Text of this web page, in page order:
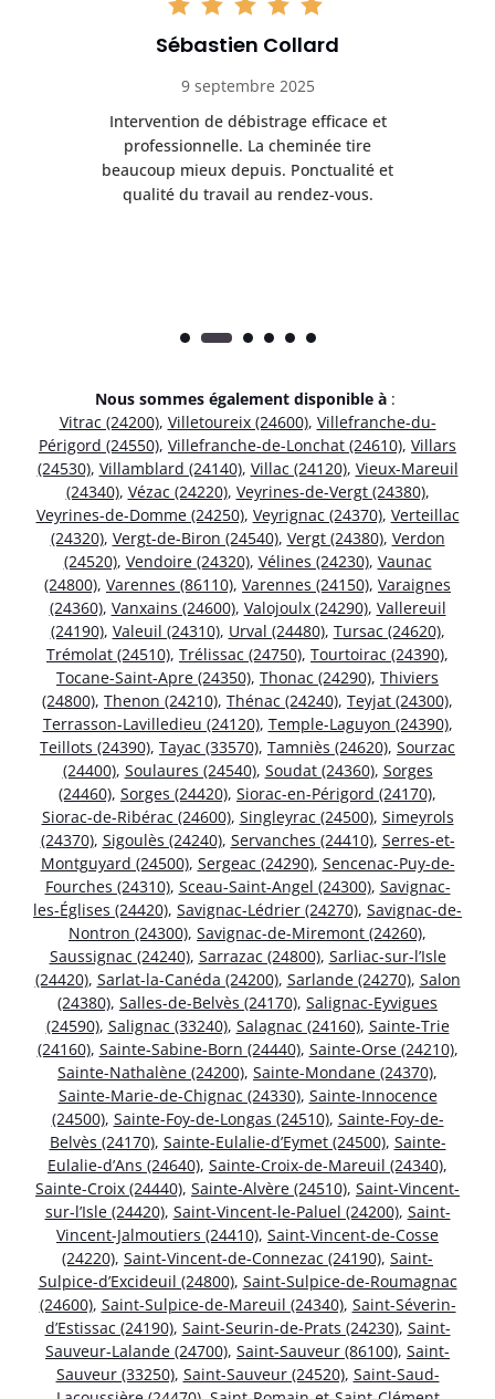
Sébastien Collard
9 septembre 2025
Intervention de débistrage efficace et
professionnelle. La cheminée tire
beaucoup mieux depuis. Ponctualité et
qualité du travail au rendez-vous.
Nous sommes également disponible à :
Vitrac (24200), Villetoureix (24600), Villefranche-du-
Périgord (24550), Villefranche-de-Lonchat (24610), Villars
(24530), Villamblard (24140), Villac (24120), Vieux-Mareuil
(24340), Vézac (24220), Veyrines-de-Vergt (24380),
Veyrines-de-Domme (24250), Veyrignac (24370), Verteillac
(24320), Vergt-de-Biron (24540), Vergt (24380), Verdon
(24520), Vendoire (24320), Vélines (24230), Vaunac
(24800), Varennes (86110), Varennes (24150), Varaignes
(24360), Vanxains (24600), Valojoulx (24290), Vallereuil
(24190), Valeuil (24310), Urval (24480), Tursac (24620),
Trémolat (24510), Trélissac (24750), Tourtoirac (24390),
Tocane-Saint-Apre (24350), Thonac (24290), Thiviers
(24800), Thenon (24210), Thénac (24240), Teyjat (24300),
Terrasson-Lavilledieu (24120), Temple-Laguyon (24390),
Teillots (24390), Tayac (33570), Tamniès (24620), Sourzac
(24400), Soulaures (24540), Soudat (24360), Sorges
(24460), Sorges (24420), Siorac-en-Périgord (24170),
Siorac-de-Ribérac (24600), Singleyrac (24500), Simeyrols
(24370), Sigoulès (24240), Servanches (24410), Serres-et-
Montguyard (24500), Sergeac (24290), Sencenac-Puy-de-
Fourches (24310), Sceau-Saint-Angel (24300), Savignac-
les-Églises (24420), Savignac-Lédrier (24270), Savignac-de-
Nontron (24300), Savignac-de-Miremont (24260),
Saussignac (24240), Sarrazac (24800), Sarliac-sur-l’Isle
(24420), Sarlat-la-Canéda (24200), Sarlande (24270), Salon
(24380), Salles-de-Belvès (24170), Salignac-Eyvigues
(24590), Salignac (33240), Salagnac (24160), Sainte-Trie
(24160), Sainte-Sabine-Born (24440), Sainte-Orse (24210),
Sainte-Nathalène (24200), Sainte-Mondane (24370),
Sainte-Marie-de-Chignac (24330), Sainte-Innocence
(24500), Sainte-Foy-de-Longas (24510), Sainte-Foy-de-
Belvès (24170), Sainte-Eulalie-d’Eymet (24500), Sainte-
Eulalie-d’Ans (24640), Sainte-Croix-de-Mareuil (24340),
Sainte-Croix (24440), Sainte-Alvère (24510), Saint-Vincent-
sur-l’Isle (24420), Saint-Vincent-le-Paluel (24200), Saint-
Vincent-Jalmoutiers (24410), Saint-Vincent-de-Cosse
(24220), Saint-Vincent-de-Connezac (24190), Saint-
Sulpice-d’Excideuil (24800), Saint-Sulpice-de-Roumagnac
(24600), Saint-Sulpice-de-Mareuil (24340), Saint-Séverin-
d’Estissac (24190), Saint-Seurin-de-Prats (24230), Saint-
Sauveur-Lalande (24700), Saint-Sauveur (86100), Saint-
Sauveur (33250), Saint-Sauveur (24520), Saint-Saud-